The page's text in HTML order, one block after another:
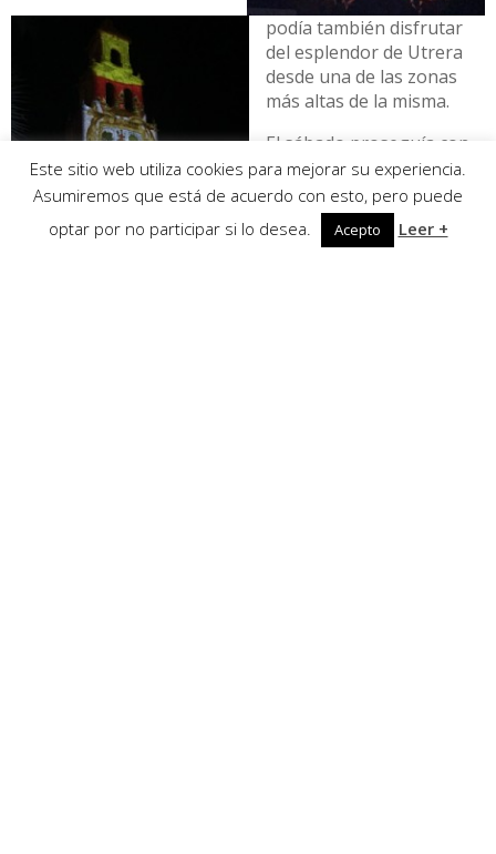
podía también disfrutar
del esplendor de Utrera
desde una de las zonas
más altas de la misma.
El sábado proseguía con
varias actividades
vespertinas, que además
coincidían con un evento
deportivo tradicional ya
Este sitio web utiliza cookies para mejorar su experiencia.
Asumiremos que está de acuerdo con esto, pero puede
optar por no participar si lo desea.
Acepto Leer +